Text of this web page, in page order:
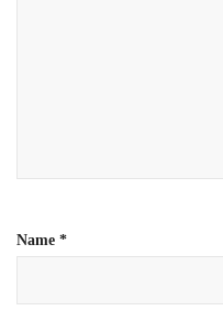
Name *